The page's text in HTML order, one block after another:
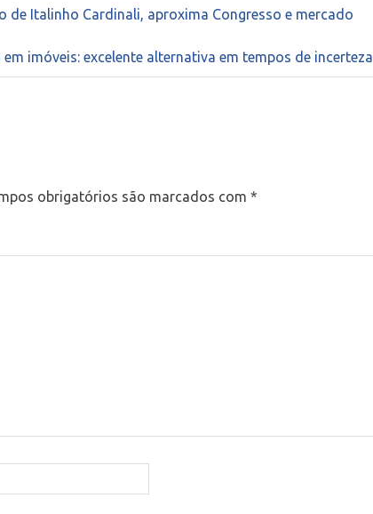
de Italinho Cardinali, aproxima Congresso e mercado
imóveis: excelente alternativa em tempos de incerteza
obrigatórios são marcados com *